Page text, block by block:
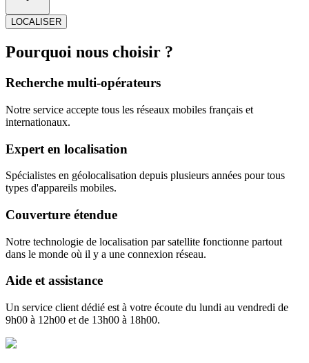
LOCALISER
Pourquoi nous choisir ?
Recherche multi-opérateurs
Notre service accepte tous les réseaux mobiles français et
internationaux.
Expert en localisation
Spécialistes en géolocalisation depuis plusieurs années pour tous
types d'appareils mobiles.
Couverture étendue
Notre technologie de localisation par satellite fonctionne partout
dans le monde où il y a une connexion réseau.
Aide et assistance
Un service client dédié est à votre écoute du lundi au vendredi de
9h00 à 12h00 et de 13h00 à 18h00.